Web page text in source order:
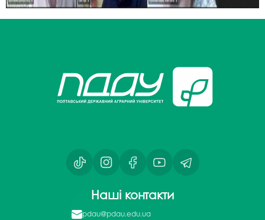
Наші контакти
pdau@pdau.edu.ua